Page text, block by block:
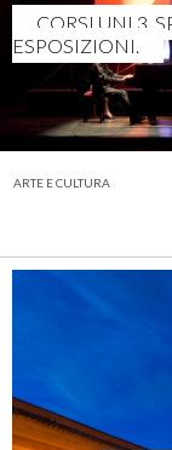
CORSI UNI 3,
ESPOSIZIONI.
ARTE E CULTURA